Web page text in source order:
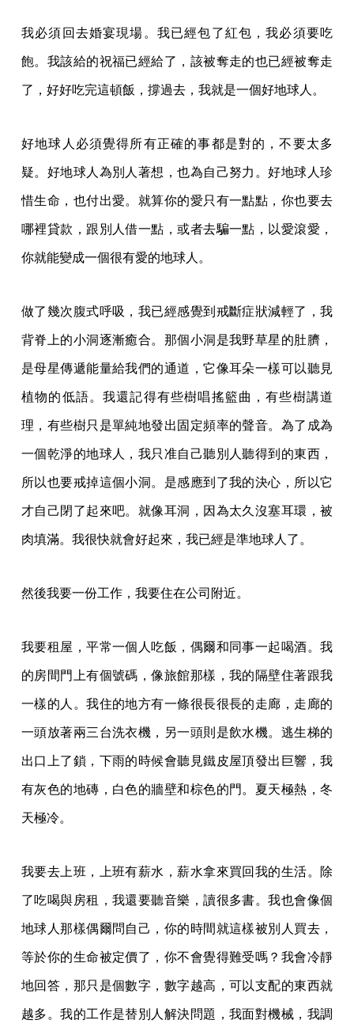
我必須回去婚宴現場。我已經包了紅包，我必須要吃
飽。我該給的祝福已經給了，該被奪走的也已經被奪走
了，好好吃完這頓飯，撐過去，我就是一個好地球人。
好地球人必須覺得所有正確的事都是對的，不要太多
疑。好地球人為別人著想，也為自己努力。好地球人珍
惜生命，也付出愛。就算你的愛只有一點點，你也要去
哪裡貸款，跟別人借一點，或者去騙一點，以愛滾愛，
你就能變成一個很有愛的地球人。
做了幾次腹式呼吸，我已經感覺到戒斷症狀減輕了，我
背脊上的小洞逐漸癒合。那個小洞是我野草星的肚臍，
是母星傳遞能量給我們的通道，它像耳朵一樣可以聽見
植物的低語。我還記得有些樹唱搖籃曲，有些樹講道
理，有些樹只是單純地發出固定頻率的聲音。為了成為
一個乾淨的地球人，我只准自己聽別人聽得到的東西，
所以也要戒掉這個小洞。是感應到了我的決心，所以它
才自己閉了起來吧。就像耳洞，因為太久沒塞耳環，被
肉填滿。我很快就會好起來，我已經是準地球人了。
然後我要一份工作，我要住在公司附近。
我要租屋，平常一個人吃飯，偶爾和同事一起喝酒。我
的房間門上有個號碼，像旅館那樣，我的隔壁住著跟我
一樣的人。我住的地方有一條很長很長的走廊，走廊的
一頭放著兩三台洗衣機，另一頭則是飲水機。逃生梯的
出口上了鎖，下雨的時候會聽見鐵皮屋頂發出巨響，我
有灰色的地磚，白色的牆壁和棕色的門。夏天極熱，冬
天極冷。
我要去上班，上班有薪水，薪水拿來買回我的生活。除
了吃喝與房租，我還要聽音樂，讀很多書。我也會像個
地球人那樣偶爾問自己，你的時間就這樣被別人買去，
等於你的生命被定價了，你不會覺得難受嗎？我會冷靜
地回答，那只是個數字，數字越高，可以支配的東西就
越多。我的工作是替別人解決問題，我面對機械，我調